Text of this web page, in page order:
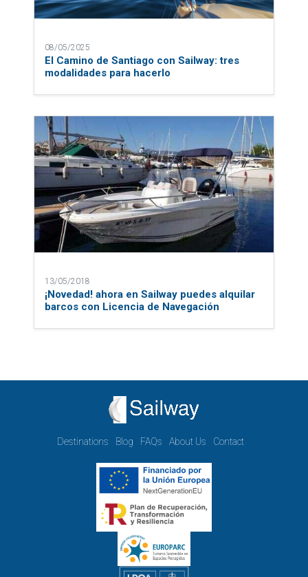
13/05/2018
¡Novedad! ahora en Sailway puedes alquilar
Destinations Blog FAQs About Us Contact
(April 1st - September 30th)
info@sailway.es +34 986 442 351
Privacy Cookie Policy
Reservation and Cancellation Policy